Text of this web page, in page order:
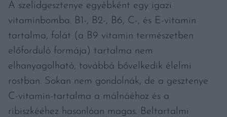
A szelídgesztenye egyébként egy igazi
vitaminbomba. B1-, B2-, B6, C-, és E-vitamin
tartalma, folát (a B9 vitamin természetben
előforduló formája) tartalma nem
elhanyagolható, továbbá bővelkedik élelmi
rostban. Sokan nem gondolnák, de a gesztenye
C-vitamin-tartalma a málnáéhoz és a
ribiszkééhez hasonlóan magas. Beltartalmi